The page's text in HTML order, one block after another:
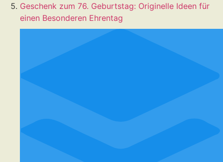
Geschenk zum 76. Geburtstag: Originelle Ideen für
einen Besonderen Ehrentag